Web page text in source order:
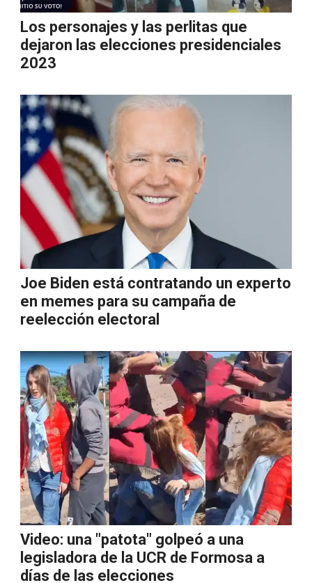
Los personajes y las perlitas que
dejaron las elecciones presidenciales
2023
Joe Biden está contratando un experto
en memes para su campaña de
reelección electoral
Video: una "patota" golpeó a una
legisladora de la UCR de Formosa a
días de las elecciones